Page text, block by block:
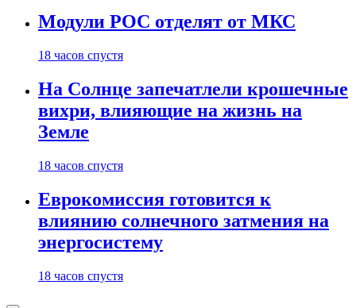
Модули РОС отделят от МКС
18 часов спустя
На Солнце запечатлели крошечные
вихри, влияющие на жизнь на
Земле
18 часов спустя
Еврокомиссия готовится к
влиянию солнечного затмения на
энергосистему
18 часов спустя